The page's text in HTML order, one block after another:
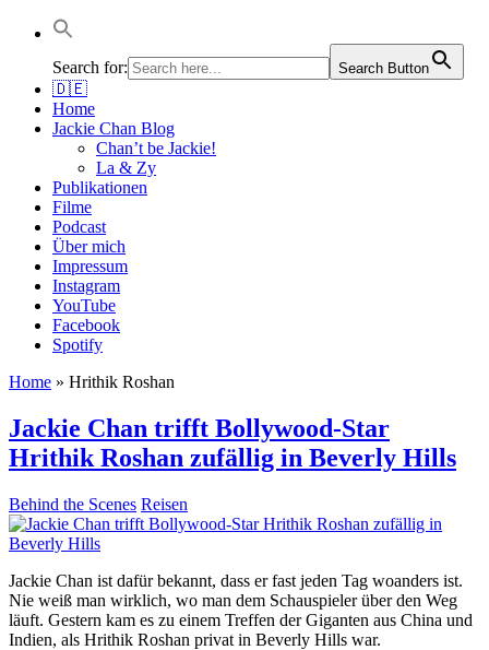
Jackie Chan Deutschland | Thorsten Boose
Autor & Jackie-Chan-Historiker
Search for:
Search Button
🇩🇪
Home
Jackie Chan Blog
Chan’t be Jackie!
La & Zy
Publikationen
Filme
Podcast
Über mich
Impressum
Instagram
YouTube
Facebook
Spotify
Home » Hrithik Roshan
Jackie Chan trifft Bollywood-Star
Hrithik Roshan zufällig in Beverly Hills
Behind the Scenes Reisen
Jackie Chan ist dafür bekannt, dass er fast jeden Tag woanders ist.
Nie weiß man wirklich, wo man dem Schauspieler über den Weg
läuft. Gestern kam es zu einem Treffen der Giganten aus China und
Indien, als Hrithik Roshan privat in Beverly Hills war.